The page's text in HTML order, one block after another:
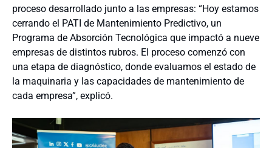
proceso desarrollado junto a las empresas: “Hoy estamos
cerrando el PATI de Mantenimiento Predictivo, un
Programa de Absorción Tecnológica que impactó a nueve
empresas de distintos rubros. El proceso comenzó con
una etapa de diagnóstico, donde evaluamos el estado de
la maquinaria y las capacidades de mantenimiento de
cada empresa”, explicó.